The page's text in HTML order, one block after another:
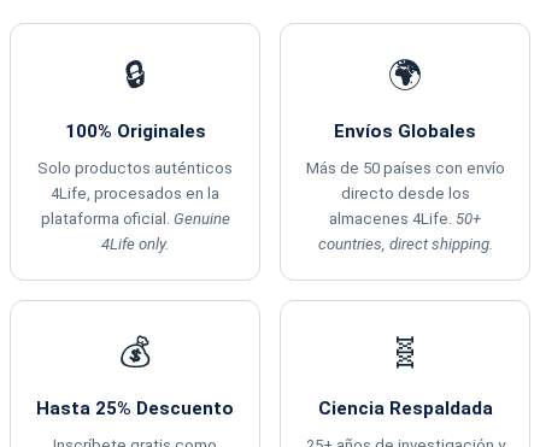
🔒
100% Originales
Solo productos auténticos
4Life, procesados en la
plataforma oficial. Genuine
4Life only.
🌍
Envíos Globales
Más de 50 países con envío
directo desde los
almacenes 4Life. 50+
countries, direct shipping.
💰
Hasta 25% Descuento
🧬
Ciencia Respaldada